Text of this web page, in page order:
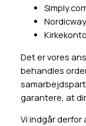
Det er vores
behandles
garantere, at
Vi indgår derfor